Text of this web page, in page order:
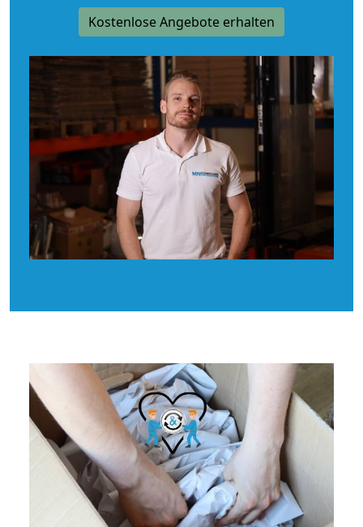
Kostenlose Angebote erhalten